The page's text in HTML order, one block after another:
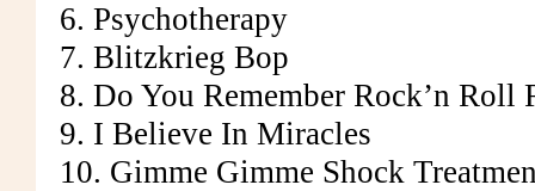
6. Psychotherapy
7. Blitzkrieg Bop
8. Do You Remember Rock’n Roll
9. I Believe In Miracles
10. Gimme Gimme Shock